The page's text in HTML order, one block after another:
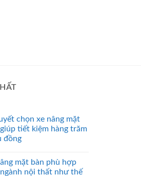
chọn xe nâng mặt
tiết kiệm hàng trăm
đồng
mặt bàn phù hợp
nội thất như thế